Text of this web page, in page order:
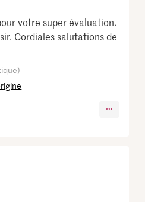
votre super évaluation.
Cordiales salutations de